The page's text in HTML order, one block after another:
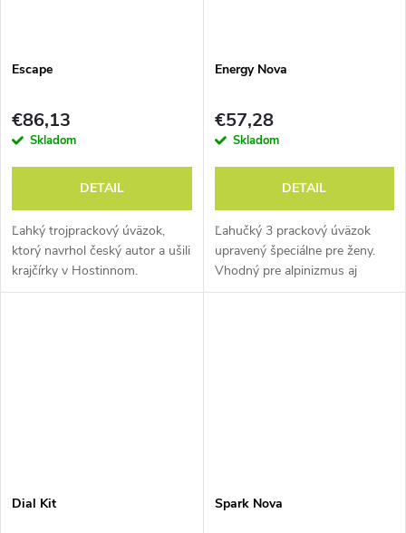
Escape
€86,13
Skladom
DETAIL
Ľahký trojprackový úväzok,
ktorý navrhol český autor a ušili
krajčírky v Hostinnom.
Špičkový sedák na skalné
Energy Nova
€57,28
Skladom
DETAIL
Ľahučký 3 prackový úväzok
upravený špeciálne pre ženy.
Vhodný pre alpinizmus aj
lezenie.
Dial Kit Spark Nova